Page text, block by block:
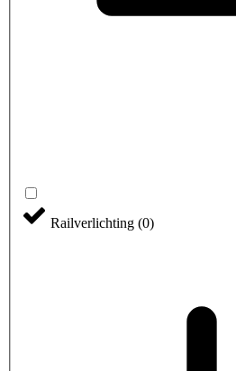
Railverlichting (0)